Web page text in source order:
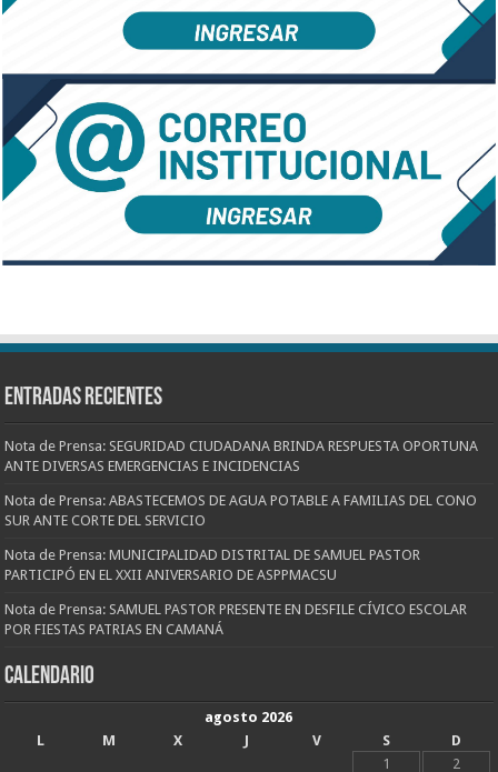
Entradas recientes
Nota de Prensa: SEGURIDAD CIUDADANA BRINDA RESPUESTA OPORTUNA
ANTE DIVERSAS EMERGENCIAS E INCIDENCIAS
Nota de Prensa: ABASTECEMOS DE AGUA POTABLE A FAMILIAS DEL CONO
SUR ANTE CORTE DEL SERVICIO
Nota de Prensa: MUNICIPALIDAD DISTRITAL DE SAMUEL PASTOR
PARTICIPÓ EN EL XXII ANIVERSARIO DE ASPPMACSU
Nota de Prensa: SAMUEL PASTOR PRESENTE EN DESFILE CÍVICO ESCOLAR
POR FIESTAS PATRIAS EN CAMANÁ
CALENDARIO
agosto 2026
L
M X J V S
D
1
2